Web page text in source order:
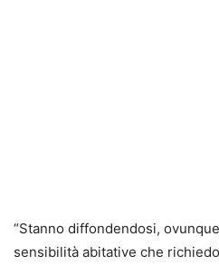
“Stanno diffondendosi,
sensibilità abitative che